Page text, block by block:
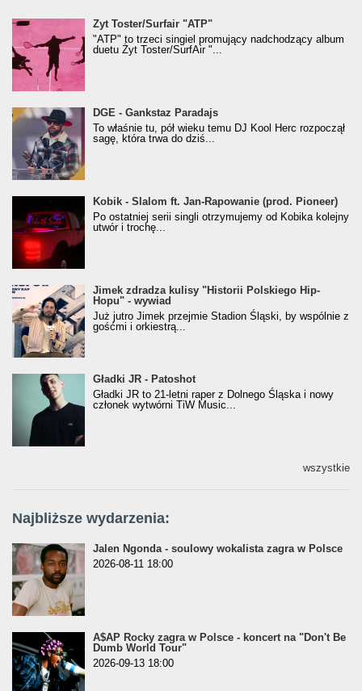
Żyt Toster/SurfAir - ATP VIDEO
Żyt Toster/Surfair "ATP"
"ATP" to trzeci singiel promujący nadchodzący album
duetu Żyt Toster/SurfAir "...
donGURALesko z nagrodą za
Klasyczny/Trueschoolowy Album Roku
(Popkillery 2023)
DGE - Gankstaz Paradajs
To właśnie tu, pół wieku temu DJ Kool Herc rozpoczął
sagę, która trwa do dziś...
Kobik - Slalom ft. Jan-Rapowanie (prod. Pioneer)
[Official Music Visualiser]
Kobik - Slalom ft. Jan-Rapowanie (prod. Pioneer)
Po ostatniej serii singli otrzymujemy od Kobika kolejny
utwór i trochę...
Jimek zdradza kulisy "Historii Polskiego Hip-
Hopu" - wywiad
Jimek zdradza kulisy "Historii Polskiego Hip-
Hopu" - wywiad
Już jutro Jimek przejmie Stadion Śląski, by wspólnie z
gośćmi i orkiestrą...
Gładki JR - Patoshot
Gładki JR - Patoshot
Gładki JR to 21-letni raper z Dolnego Śląska i nowy
członek wytwórni TiW Music...
wszystkie
Najbliższe wydarzenia:
Jalen Ngonda - soulowy wokalista zagra w Polsce
2026-08-11 18:00
A$AP Rocky zagra w Polsce - koncert na "Don't Be
Dumb World Tour"
2026-09-13 18:00